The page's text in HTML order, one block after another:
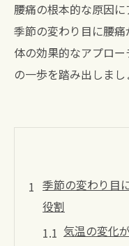
腰痛の根本的な原因に
季節の変わり目に腰
体の効果的なアプロ
の一歩を踏み出しまし
季節の変わり目
役割
気温の変化